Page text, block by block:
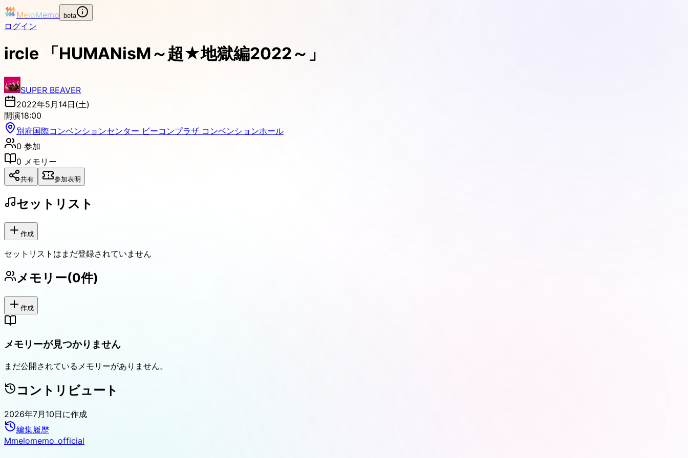
MeloMemo beta
ログイン
ircle 「HUMANisM～超★地獄編2022～」
SUPER BEAVER
2022年5月14日(土)
開演18:00
別府国際コンベンションセンター ビーコンプラザ コンベンションホール
0 参加
0 メモリー
共有 参加表明
セットリスト
作成
セットリストはまだ登録されていません
メモリー(0件)
作成
メモリーが見つかりません
まだ公開されているメモリーがありません。
コントリビュート
2026年7月10日に作成
編集履歴
Mmelomemo_official